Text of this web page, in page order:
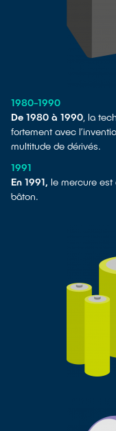
1980-1990
De 1980 à 1990, la
fortement avec
multitude de dérivés.
1991
En 1991, le mercure
bâton.